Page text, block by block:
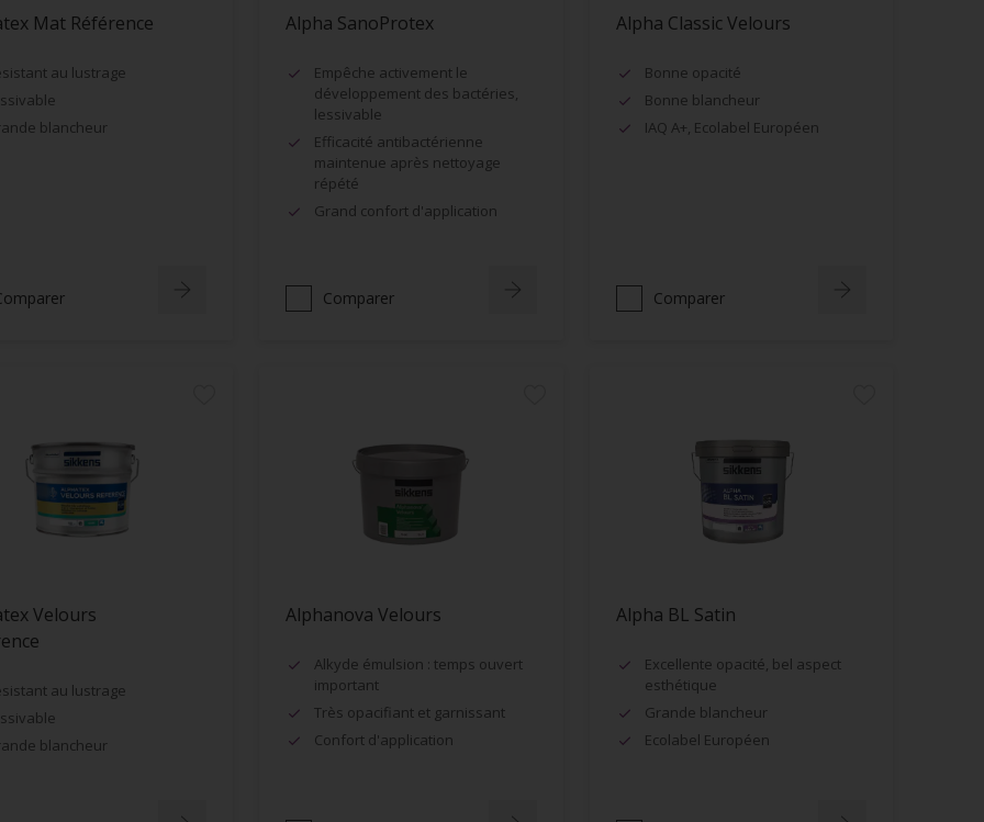
Mat Référence
au lustrage
blancheur
Alpha SanoProtex
Empêche activement le
développement des bactéries,
lessivable
Efficacité antibactérienne
maintenue après nettoyage
répété
Grand confort d'application
Comparer
Alpha Classic Velours
Bonne opacité
Bonne blancheur
IAQ A+, Ecolabel Européen
Comparer
Velours
au lustrage
blancheur
Alphanova Velours
Alkyde émulsion : temps ouvert
important
Très opacifiant et garnissant
Confort d'application
Alpha BL Satin
Excellente opacité, bel aspect
esthétique
Grande blancheur
Ecolabel Européen